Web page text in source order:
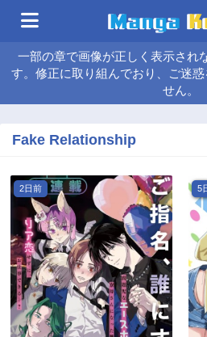
一部の章で画像が正しく表示され
す。修正に取り組んでおり、ご迷
せん。
Fake Relationship
2日前 5